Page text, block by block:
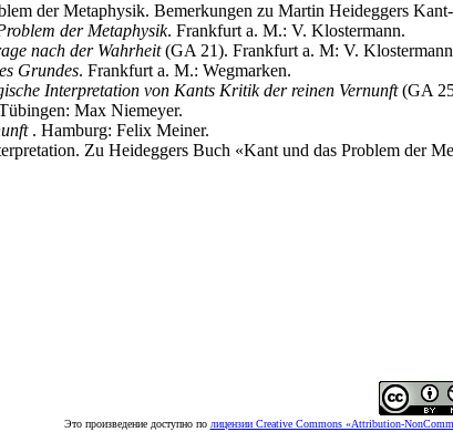
der Metaphysik. Bemerkungen zu Martin Heideggers
der Metaphysik. Frankfurt a. M.: V. Klostermann.
nach der Wahrheit(GA 21). Frankfurt a. M: V.
Grundes. Frankfurt a. M.: Wegmarken.
Interpretation von Kants Kritik der reinen Vernunft(GA
Max Niemeyer.
. Hamburg: Felix Meiner.
Zu Heideggers Buch «Kant und das Problem der
Это произведение доступно по лицензии Creative Commons «Attribution-